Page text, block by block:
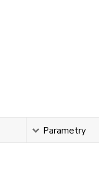
Parametry